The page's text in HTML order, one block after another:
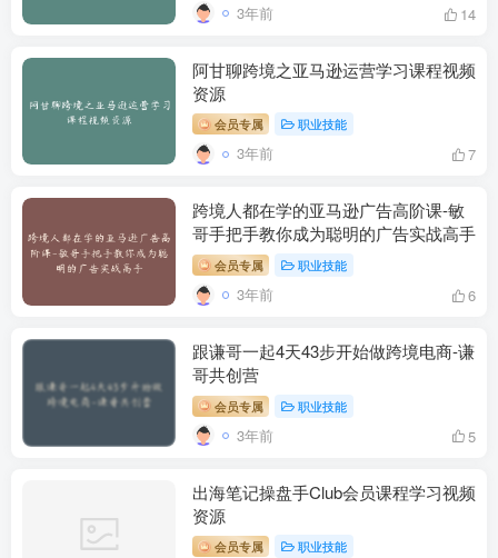
3年前 14
阿甘聊跨境之亚马逊运营学习课程视频
资源
会员专属 职业技能
3年前 7
跨境人都在学的亚马逊广告高阶课-敏
哥手把手教你成为聪明的广告实战高手
会员专属 职业技能
3年前 6
跟谦哥一起4天43步开始做跨境电商-谦
哥共创营
会员专属 职业技能
3年前 5
出海笔记操盘手Club会员课程学习视频
资源
会员专属 职业技能